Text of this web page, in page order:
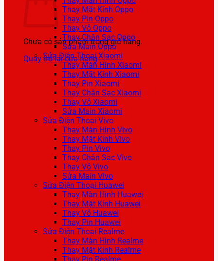
Chưa có sản phẩm trong giỏ hàng.
Quay trở lại cửa hàng
Thay Mặt Kính Oppo
Thay Pin Oppo
Thay Vỏ Oppo
Thay Chân Sạc Oppo
Sửa Main Oppo
Sửa Điện Thoại Xiaomi
Thay Màn Hình Xiaomi
Thay Mặt Kính Xiaomi
Thay Pin Xiaomi
Thay Chân Sạc Xiaomi
Thay Vỏ Xiaomi
Sửa Main Xiaomi
Sửa Điện Thoại Vivo
Thay Màn Hình Vivo
Thay Mặt Kính Vivo
Thay Pin Vivo
Thay Chân Sạc Vivo
Thay Vỏ Vivo
Sửa Main Vivo
Sửa Điện Thoại Huawei
Thay Màn Hình Huawei
Thay Mặt Kính Huawei
Thay Vỏ Huawei
Thay Pin Huawei
Sửa Điện Thoại Realme
Thay Màn Hình Realme
Thay Mặt Kính Realme